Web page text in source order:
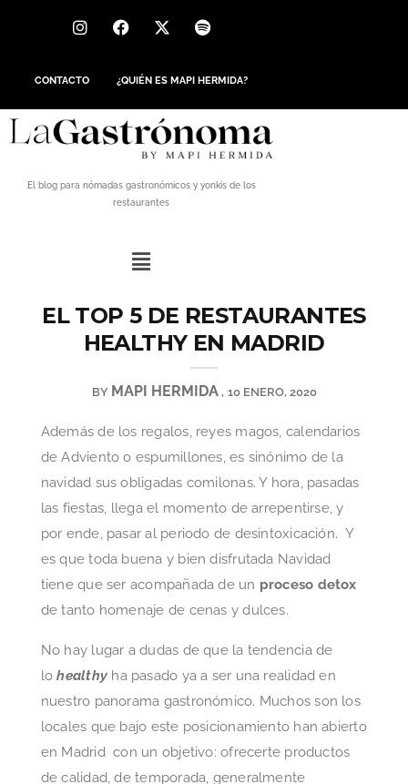
CONTACTO ¿QUIÉN ES MAPI HERMIDA?
El blog para nómadas gastronómicos y yonkis de los
restaurantes
EL TOP 5 DE RESTAURANTES
HEALTHY EN MADRID
BY MAPI HERMIDA 10 ENERO, 2020
Además de los regalos, reyes magos, calendarios
de Adviento o espumillones, es sinónimo de la
navidad sus obligadas comilonas. Y hora, pasadas
las fiestas, llega el momento de arrepentirse, y
por ende, pasar al periodo de desintoxicación. Y
es que toda buena y bien disfrutada Navidad
tiene que ser acompañada de un proceso detox
de tanto homenaje de cenas y dulces.
No hay lugar a dudas de que la tendencia de
lohealthy ha pasado ya a ser una realidad en
nuestro panorama gastronómico. Muchos son los
locales que bajo este posicionamiento han abierto
en Madrid con un objetivo: ofrecerte productos
de calidad, de temporada, generalmente